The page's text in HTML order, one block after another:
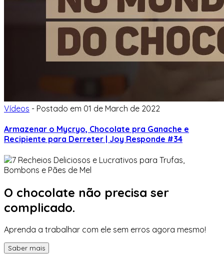
Vídeos - Postado em 01 de March de 2022
Armazenar o Mycryo, Chocolate pra Ganache e
Recipiente para Derreter | Joy Responde #34
O chocolate não precisa ser
complicado.
Aprenda a trabalhar com ele sem erros agora mesmo!
Saber mais